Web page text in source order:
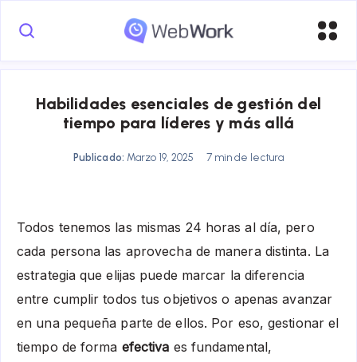
Habilidades esenciales de gestión del
tiempo para líderes y más allá
Publicado: Marzo 19, 2025 7 min de lectura
Todos tenemos las mismas 24 horas al día, pero
cada persona las aprovecha de manera distinta. La
estrategia que elijas puede marcar la diferencia
entre cumplir todos tus objetivos o apenas avanzar
en una pequeña parte de ellos. Por eso, gestionar el
tiempo de forma efectiva es fundamental,